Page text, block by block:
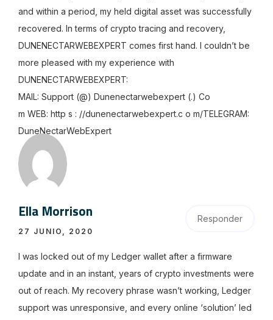
and within a period, my held digital asset was successfully
recovered. In terms of crypto tracing and recovery,
DUNENECTARWEBEXPERT comes first hand. I couldn’t be
more pleased with my experience with
DUNENECTARWEBEXPERT:
MAIL: Support (@) Dunenectarwebexpert (.) Co
m WEB: http s : //dunenectarwebexpert.c o m/TELEGRAM:
DuneNectarWebExpert
Ella Morrison
27 JUNIO, 2020
Responder
I was locked out of my Ledger wallet after a firmware
update and in an instant, years of crypto investments were
out of reach. My recovery phrase wasn’t working, Ledger
support was unresponsive, and every online ‘solution’ led